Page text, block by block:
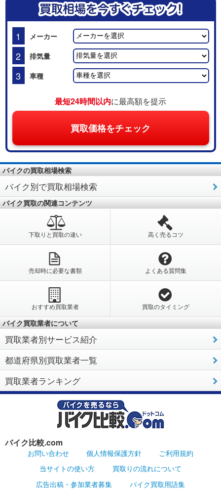
1 メーカー
2 排気量
3 車種
最短24時間以内に最高額を提示
買取価格をチェック
バイクの買取相場検索
バイク別で買取相場検索
バイク買取の関連コンテンツ
下取りと買取の違い 高く売るコツ
売却時に必要な書類 よくある質問集
おすすめ買取業者 買取のタイミング
バイク買取業者について
買取業者別サービス紹介
都道府県別買取業者一覧
買取業者ランキング
バイク比較.com
お問い合わせ 個人情報保護方針
ご利用規約
当サイトの使い方
買取りの流れについて
広告出稿・参加業者募集
バイク買取用語集